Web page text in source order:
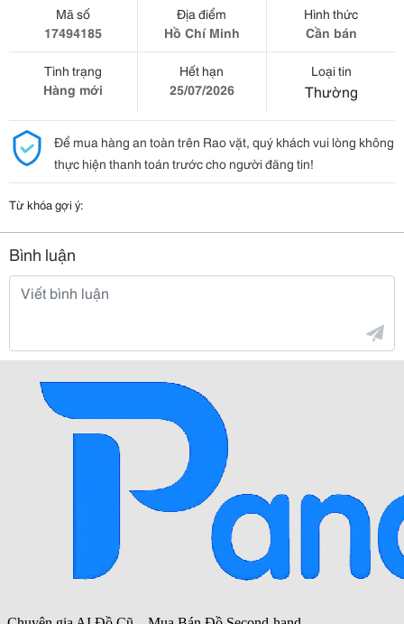
Mã số
17494185
Địa điểm
Hồ Chí Minh
Hình thức
Cần bán
Tình trạng
Hàng mới
Hết hạn
25/07/2026
Loại tin
Thường
Để mua hàng an toàn trên Rao vặt, quý khách vui lòng không
thực hiện thanh toán trước cho người đăng tin!
Từ khóa gợi ý:
Bình luận